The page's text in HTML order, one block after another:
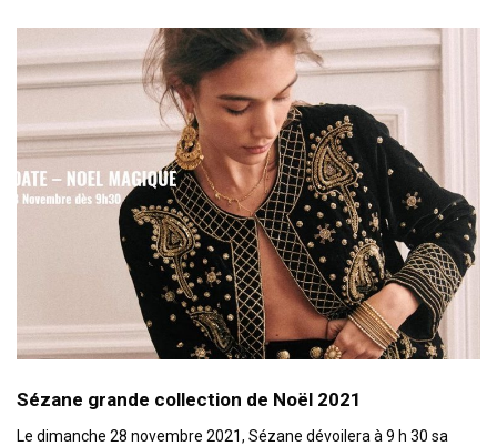
Sézane grande collection de Noël 2021
Le dimanche 28 novembre 2021, Sézane dévoilera à 9 h 30 sa